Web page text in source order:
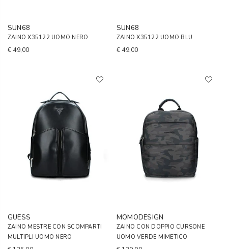
SUN68
ZAINO X35122 UOMO NERO
€ 49,00
SUN68
ZAINO X35122 UOMO BLU
€ 49,00
GUESS
ZAINO MESTRE CON SCOMPARTI
MULTIPLI UOMO NERO
MOMODESIGN
ZAINO CON DOPPIO CURSONE
UOMO VERDE MIMETICO